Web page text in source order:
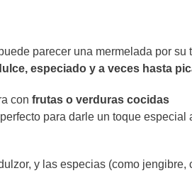
parecer una mermelada por su
especiado y a veces hasta
con frutas o verduras cocidas
para darle un toque especial
y las especias (como jengibre,